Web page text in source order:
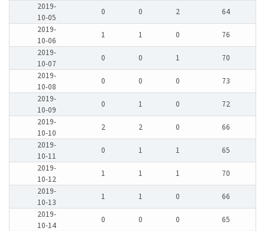
2019-
10-05
0 0 2
64
2019-
10-06
1 1 0
76
2019-
10-07
0 0 1
70
2019-
10-08
0 0 0
73
2019-
10-09
0 1 0
72
2019-
10-10
2 2 0
66
2019-
10-11
0 1 1
65
2019-
10-12
1 1 1
70
2019-
10-13
1 1 0
66
2019-
10-14
0 0 0
65